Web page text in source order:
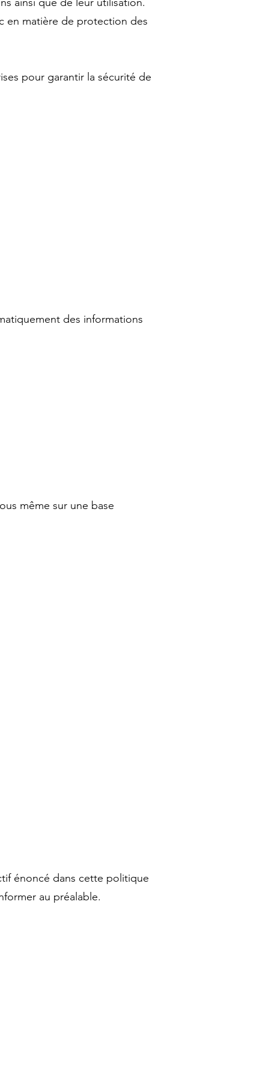
en matière de protection des
pour garantir la sécurité de
des informations
même sur une base
énoncé dans cette politique
au préalable.